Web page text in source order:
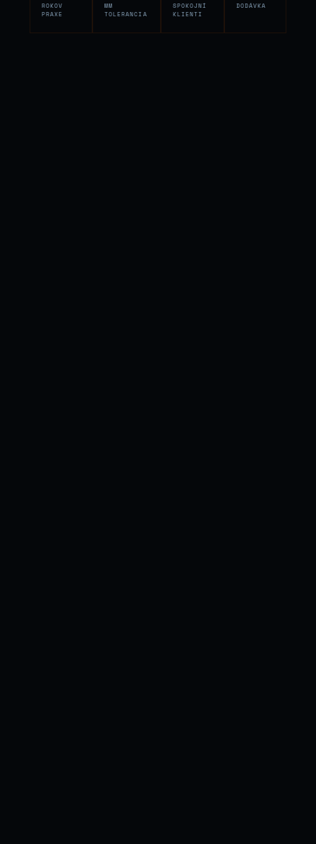
ROKOV
PRAXE
MM
TOLERANCIA
SPOKOJNÍ
KLIENTI
DODÁVKA